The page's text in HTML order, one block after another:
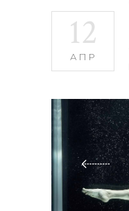
12
АПР